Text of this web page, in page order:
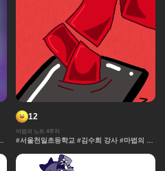
12
마법의 노트 4주차
#서울천일초등학교 #김수희 강사 #마법의 노
채색기법 #연출